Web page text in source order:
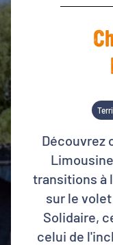
Découvrez
transitions à
sur le
Solidaire,
celui de